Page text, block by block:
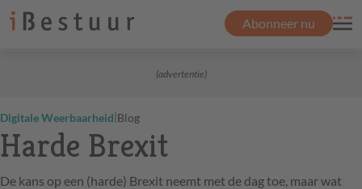
Abonneer nu
(advertentie)
Digitale Weerbaarheid|Blog
Harde Brexit
De kans op een (harde) Brexit neemt met de dag toe, maar wat